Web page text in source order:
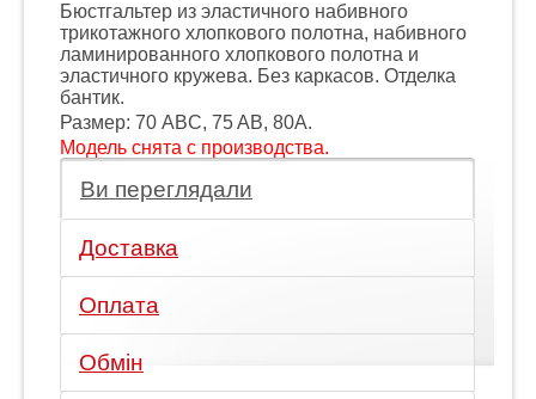
Бюстгальтер из эластичного набивного
трикотажного хлопкового полотна, набивного
ламинированного хлопкового полотна и
эластичного кружева. Без каркасов. Отделка
бантик.
Размер: 70 AВC, 75 AB, 80A.
Модель снята с производства.
Ви переглядали
Доставка
Оплата
Обмін